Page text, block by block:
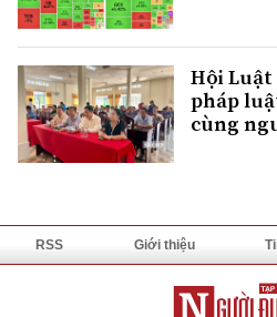
Hội Luật
pháp
cùng
RSS Giới thiệu